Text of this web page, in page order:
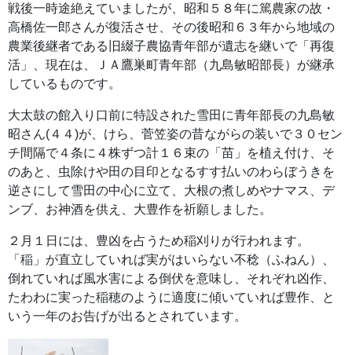
戦後一時途絶えていましたが、昭和５８年に篤農家の故・
高橋佐一郎さんが復活させ、その後昭和６３年から地域の
農業後継者である旧綴子農協青年部が遺志を継いで「再復
活」、現在は、ＪＡ鷹巣町青年部（九島敏昭部長）が継承
しているものです。
大太鼓の館入り口前に特設された雪田に青年部長の九島敏
昭さん(４４)が、けら、菅笠姿の昔ながらの装いで３０セン
チ間隔で４条に４株ずつ計１６束の「苗」を植え付け、そ
のあと、虫除けや田の目印となるすす払いのわらぼうきを
逆さにして雪田の中心に立て、大根の煮しめやナマス、デ
ンブ、お神酒を供え、大豊作を祈願しました。
２月１日には、豊凶を占うため稲刈りが行われます。
「稲」が直立していれば実がはいらない不稔（ふねん）、
倒れていれば風水害による倒伏を意味し、それぞれ凶作、
たわわに実った稲穂のように適度に傾いていれば豊作、と
いう一年のお告げが出るとされています。